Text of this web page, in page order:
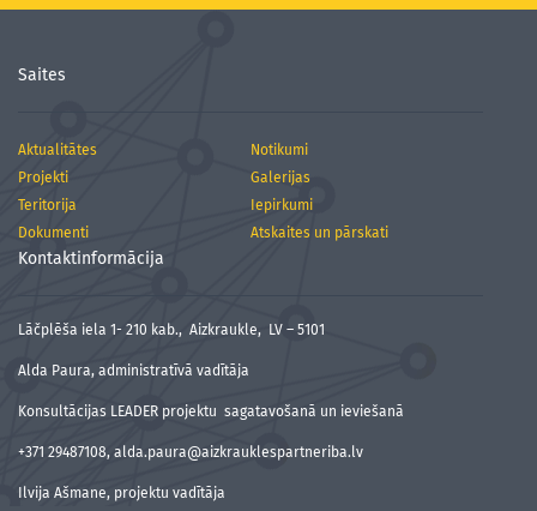
Saites
Aktualitātes
Notikumi
Projekti
Galerijas
Teritorija
Iepirkumi
Dokumenti
Atskaites un pārskati
Kontaktinformācija
Lāčplēša iela 1- 210 kab., Aizkraukle, LV – 5101
Alda Paura, administratīvā vadītāja
Konsultācijas LEADER projektu sagatavošanā un ieviešanā
+371 29487108, alda.paura@aizkrauklespartneriba.lv
Ilvija Ašmane, projektu vadītāja